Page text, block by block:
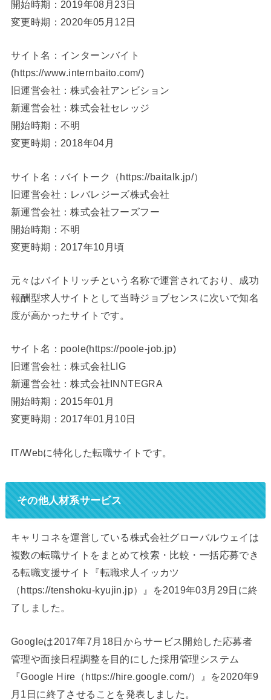
開始時期：2019年08月23日
変更時期：2020年05月12日
サイト名：インターンバイト
(https://www.internbaito.com/)
旧運営会社：株式会社アンビション
新運営会社：株式会社セレッジ
開始時期：不明
変更時期：2018年04月
サイト名：バイトーク（https://baitalk.jp/）
旧運営会社：レバレジーズ株式会社
新運営会社：株式会社フーズフー
開始時期：不明
変更時期：2017年10月頃
元々はバイトリッチという名称で運営されており、成功
報酬型求人サイトとして当時ジョブセンスに次いで知名
度が高かったサイトです。
サイト名：poole(https://poole-job.jp)
旧運営会社：株式会社LIG
新運営会社：株式会社INNTEGRA
開始時期：2015年01月
変更時期：2017年01月10日
IT/Webに特化した転職サイトです。
その他人材系サービス
キャリコネを運営している株式会社グローバルウェイは
複数の転職サイトをまとめて検索・比較・一括応募でき
る転職支援サイト『転職求人イッカツ
（https://tenshoku-kyujin.jp）』を2019年03月29日に終
了しました。
Googleは2017年7月18日からサービス開始した応募者
管理や面接日程調整を目的にした採用管理システム
『Google Hire（https://hire.google.com/）』を2020年9
月1日に終了させることを発表しました。